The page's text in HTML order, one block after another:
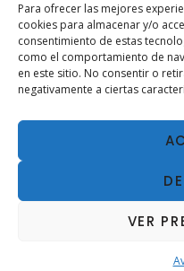
Para ofrecer las mejores
cookies para almacenar y/o
consentimiento de estas
como el comportamiento de
en este sitio. No consentir o
negativamente a ciertas
VER
SÍGUENOS EN RSS:
AVISO